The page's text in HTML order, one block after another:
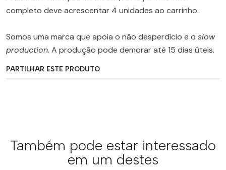
completo deve acrescentar 4 unidades ao carrinho.
Somos uma marca que apoia o não desperdício e o slow
production. A produção pode demorar até 15 dias úteis.
PARTILHAR ESTE PRODUTO
Também pode estar interessado
em um destes